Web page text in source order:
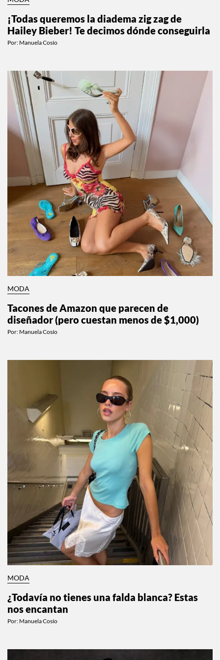
¡Todas queremos la diadema zig zag de
Hailey Bieber! Te decimos dónde conseguirla
Por: Manuela Cosío
MODA
Tacones de Amazon que parecen de
diseñador (pero cuestan menos de $1,000)
Por: Manuela Cosío
MODA
¿Todavía no tienes una falda blanca? Estas
nos encantan
Por: Manuela Cosío